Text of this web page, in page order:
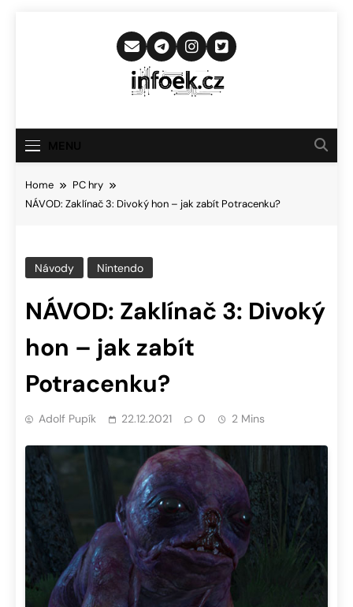
Infoek.cz
Novinkám
Home
PC hry
NÁVOD: Zaklínač 3: Divoký hon – jak zabít Potracenku?
Návody Nintendo
NÁVOD: Zaklínač 3: Divoký
hon – jak zabít
Potracenku?
Adolf Pupík 22.12.2021 0 2 Mins